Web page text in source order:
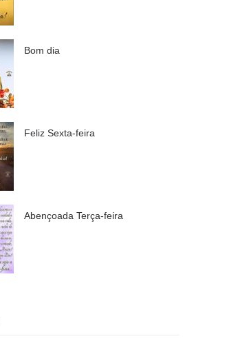
Bom dia
Feliz Sexta-feira
Abençoada Terça-feira